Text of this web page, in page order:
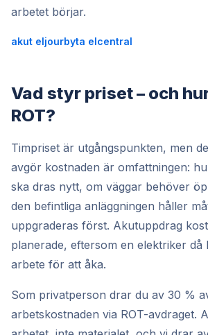
arbetet börjar.
akut eljourbyta elcentral
Vad styr priset – och
ROT?
Timpriset är utgångspunkten, men
avgör kostnaden är omfattningen:
ska dras nytt, om väggar behöver
den befintliga anläggningen håller
uppgraderas först. Akutuppdrag
planerade, eftersom en elektriker då
arbete för att åka.
Som privatperson drar du av 30 %
arbetskostnaden via ROT-avdraget.